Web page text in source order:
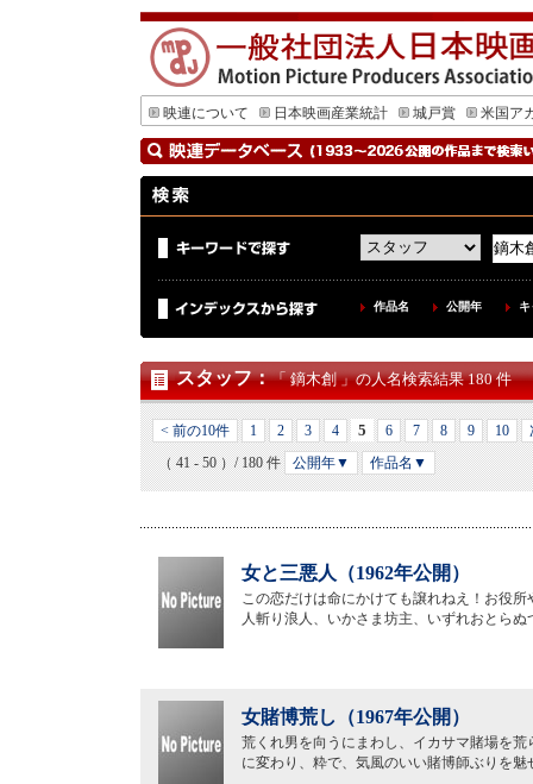
映連について 日本映画産業統計 城戸賞 米国ア
作品名 公開年
スタッフ：「 鏑木創 」の人名検索結果 180 件
< 前の10件 1 2 3 4 5 6 7 8 9 10
（ 41 - 50 ）/ 180 件
公開年▼ 作品名▼
女と三悪人（1962年公開）
この恋だけは命にかけても譲れねえ！お役
人斬り浪人、いかさま坊主、いずれおとら
女賭博荒し（1967年公開）
荒くれ男を向うにまわし、イカサマ賭場を
に変わり、粋で、気風のいい賭博師ぶりを魅